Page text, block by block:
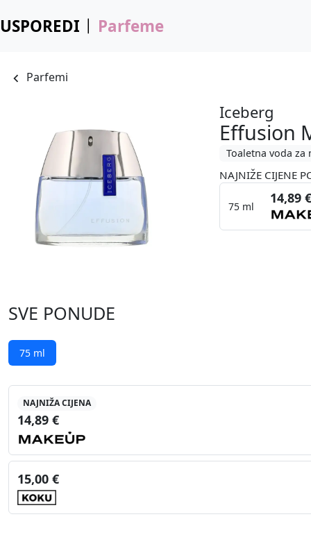
USPOREDI Parfeme
Parfemi
Iceberg
Effusion
Toaletna voda za
NAJNIŽE CIJENE
75 ml
14,89
SVE PONUDE
75 ml
NAJNIŽA CIJENA
14,89 €
15,00 €